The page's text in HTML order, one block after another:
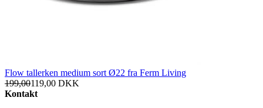
Flow tallerken medium sort Ø22 fra Ferm Living
199,00119,00 DKK
Kontakt